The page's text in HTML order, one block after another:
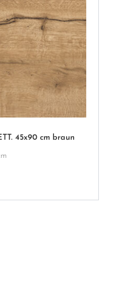
45x90 cm braun